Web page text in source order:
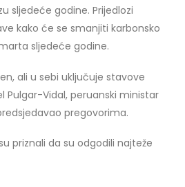
sljedeće godine. Prijedlozi
kako će se smanjiti karbonsko
sljedeće godine.
ali u sebi uključuje stavove
Pulgar-Vidal, peruanski ministar
pregovorima.
priznali da su odgodili najteže